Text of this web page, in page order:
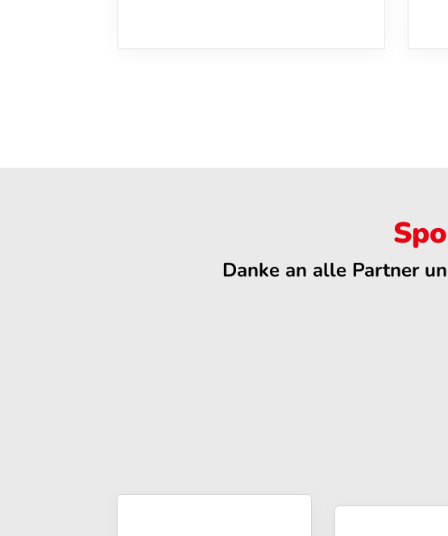
Danke an alle Partner